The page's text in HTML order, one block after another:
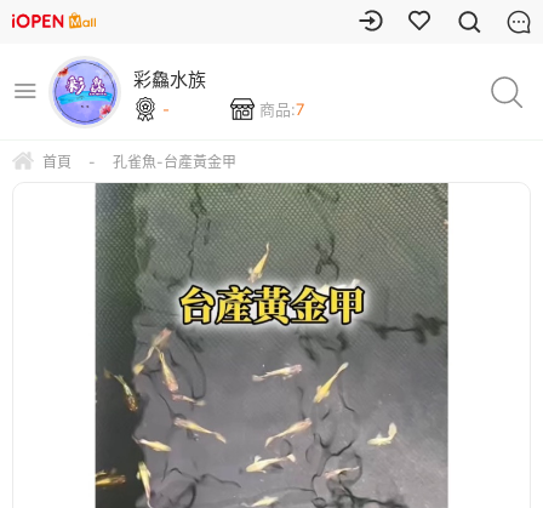
彩鱻水族
- 商品:7
首頁 - 孔雀魚-台產黃金甲